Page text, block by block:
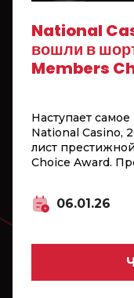
National
вошли в
Members
Наступает
National Casino,
лист
Choice Award.
гемблинга, и мы
надеемся
06.01.26